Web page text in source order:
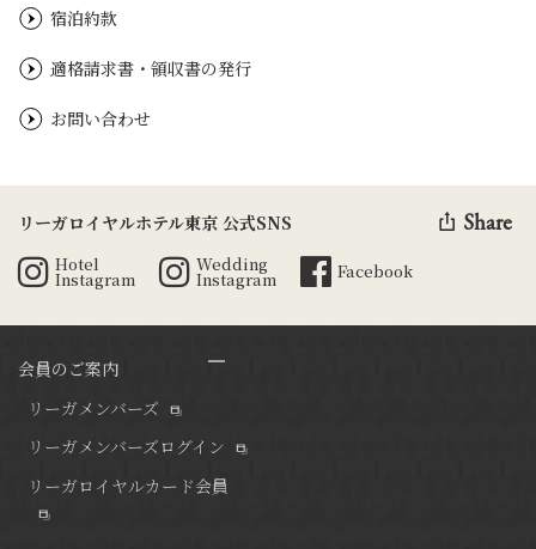
宿泊約款
適格請求書・領収書の発行
お問い合わせ
リーガロイヤルホテル東京 公式SNS
Hotel
Instagram
Wedding
Instagram Facebook
Share
会員のご案内
リーガメンバーズ
リーガメンバーズログイン
リーガロイヤルカード会員